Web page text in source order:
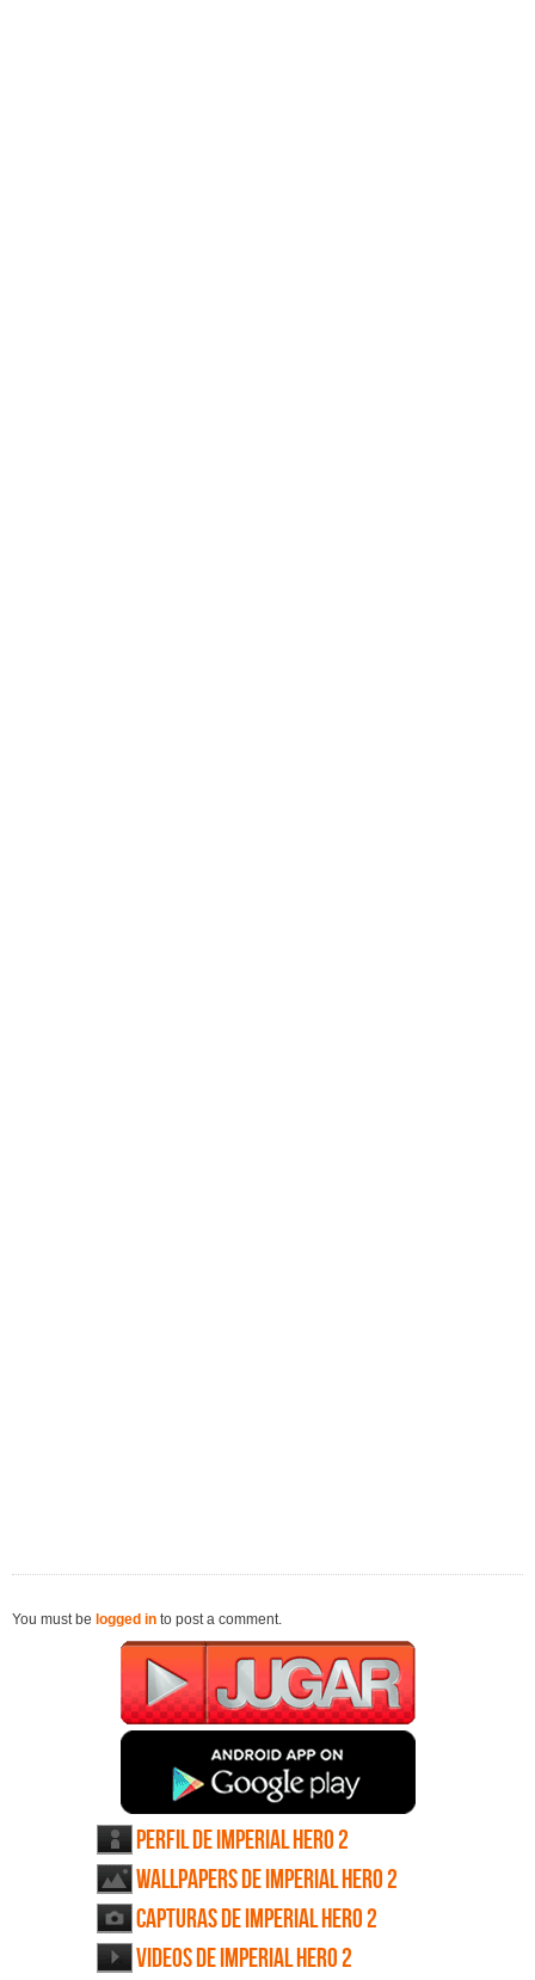
You must be logged in to post a comment.
Perfil de Imperial Hero 2
Wallpapers de Imperial Hero 2
Capturas de Imperial Hero 2
Videos de Imperial Hero 2